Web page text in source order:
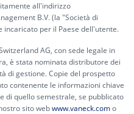
all'indirizzo
B.V. (la "Società di
incaricato per il Paese dell'utente.
AG, con sede legale in
è stata nominata distributore dei
di gestione. Copie del prospetto
contenente le informazioni chiave
di quello semestrale, se pubblicato
sito webwww.vaneck.como